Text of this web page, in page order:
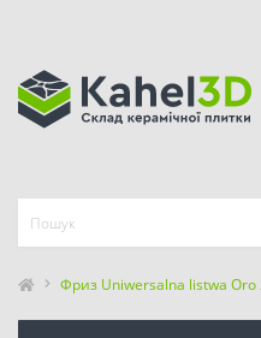
Фриз Uniwersalna listwa Oro